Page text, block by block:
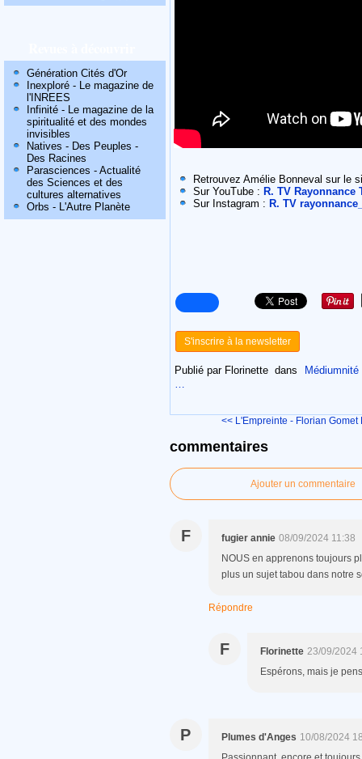
Génération Cités d'Or
Inexploré - Le magazine de
l'INREES
Infinité - Le magazine de la
spiritualité et des mondes
invisibles
Natives - Des Peuples -
Des Racines
Parasciences - Actualité
des Sciences et des
cultures alternatives
Orbs - L'Autre Planète
Retrouvez Amélie Bonneval sur le
Sur YouTube : R. TV Rayonnance
Sur Instagram : R. TV
S'inscrire à la newsletter
Publié par Florinette dans
…
<< L'Empreinte - Florian Gomet
commentaires
Ajouter un commentaire
F fugier annie 08/09/2024 11:38
NOUS en apprenons toujours
plus un sujet tabou dans notre
Répondre
F Florinette 23/09/2024
Espérons, mais je
P Plumes d'Anges 10/08/2024